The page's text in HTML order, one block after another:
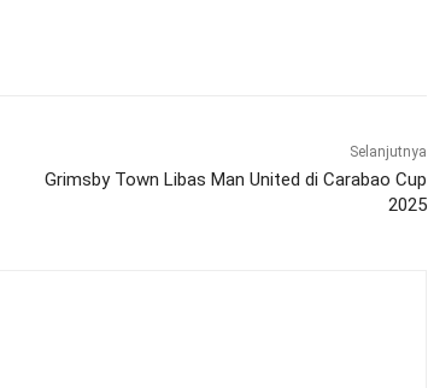
Selanjutnya
Grimsby Town Libas Man United di Carabao Cup
2025